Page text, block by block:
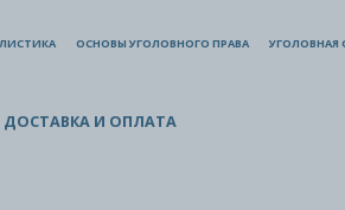
ОСНОВЫ УГОЛОВНОГО ПРАВА УГОЛОВНАЯ
ДОСТАВКА И ОПЛАТА